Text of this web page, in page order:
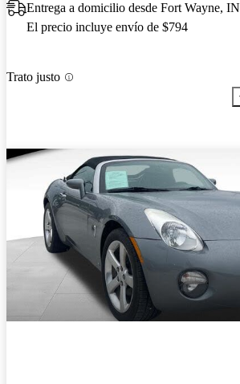
Entrega a domicilio desde Fort Wayne, IN
El precio incluye envío de $794
Trato justo